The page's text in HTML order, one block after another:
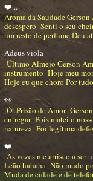
❤️...
Aroma da Saudade
desespero Senti o seu
um resto de perfume Deu
Adeus viola
Último Almejo Gerson
instrumento Hoje meu
Hoje eu que choro Por
👀
Ót Prisão de Amor
entregar Pois matei o
natureza Foi legítima
❤️
As vezes me arrisco a ser
Leão hahaha Não mudo
Muda de cidade e de